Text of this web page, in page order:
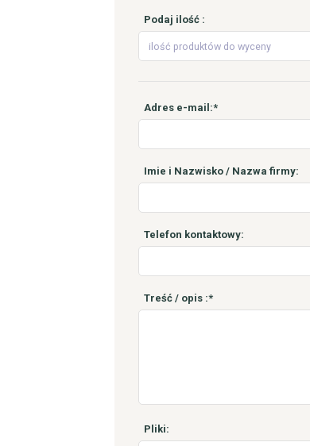
Podaj ilość :
Adres e-mail:*
Imie i Nazwisko / Nazwa firmy:
Telefon kontaktowy:
Treść / opis :*
Pliki: